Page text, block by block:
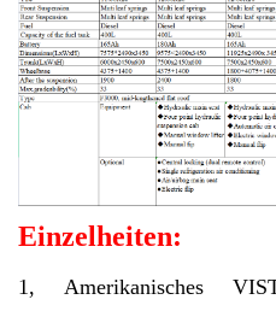
Einzelheiten:
1, Amerikanisches